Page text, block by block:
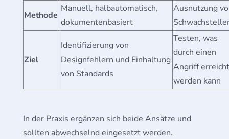
Methode
Manuell, halbautomatisch,
dokumentenbasiert
Ausnutzung
Ziel
Identifizierung von
Designfehlern und Einhaltung
von Standards
Testen, was
durch einen
Angriff erreicht
werden kann
In der Praxis ergänzen sich beide Ansätze und
sollten abwechselnd eingesetzt werden.